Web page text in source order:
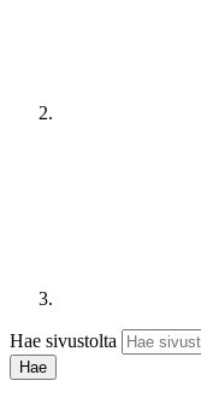
Hae sivustolta